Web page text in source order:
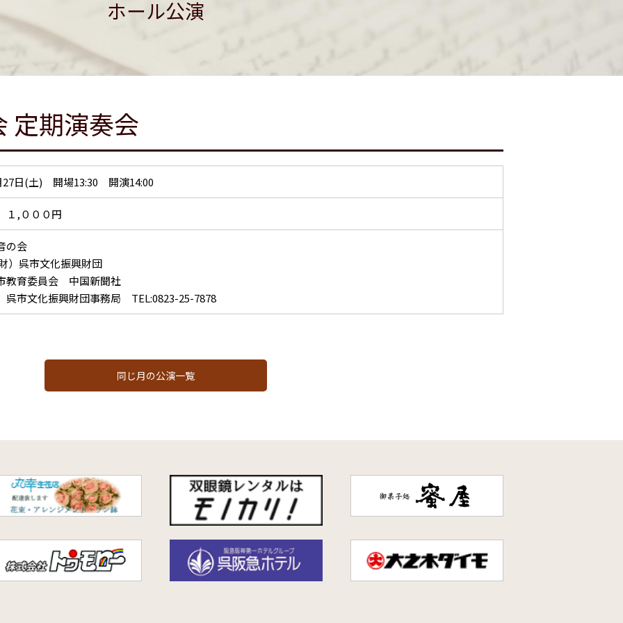
ホール公演
定期演奏会
27日(土) 開場13:30 開演14:00
,０００円
の会
）呉市文化振興財団
育委員会 中国新聞社
市文化振興財団事務局 TEL:0823-25-7878
同じ月の公演一覧